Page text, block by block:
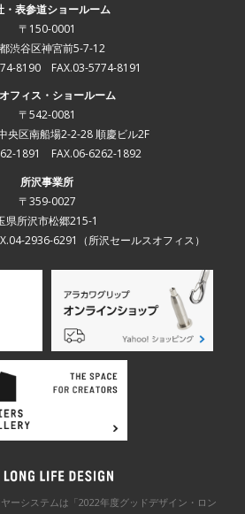
・表参道ショールーム
〒150-0001
渋谷区神宮前5-7-12
8190 FAX.03-5774-8191
フィス・ショールーム
〒542-0081
央区南船場2-2-28 順慶ビル2F
1891 FAX.06-6262-1892
所沢事業所
〒359-0027
県所沢市松郷215-1
2936-6291 （所沢セールスオフィス）
ーシステムは「2022年度グッドデザイン・ロン